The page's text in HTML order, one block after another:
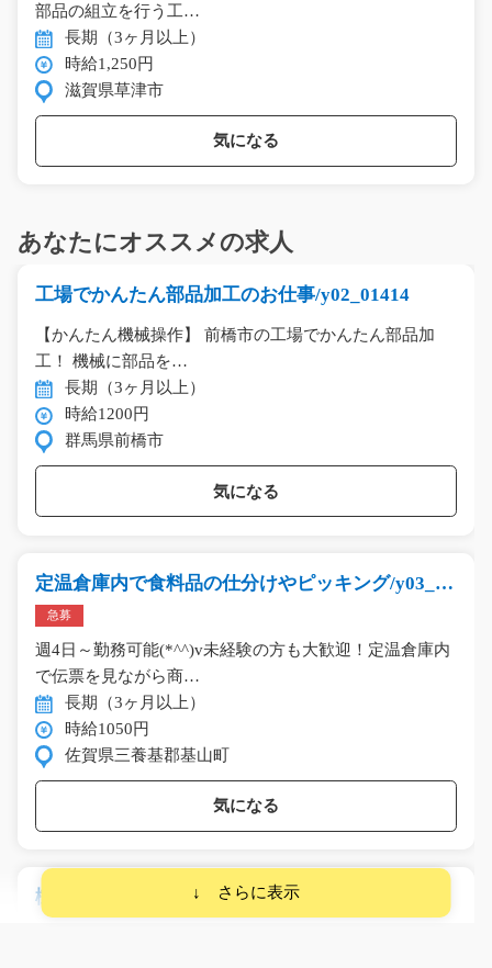
部品の組立を行う工…
長期（3ヶ月以上）
時給1,250円
滋賀県草津市
気になる
あなたにオススメの求人
工場でかんたん部品加工のお仕事/y02_01414
【かんたん機械操作】 前橋市の工場でかんたん部品加
工！ 機械に部品を…
長期（3ヶ月以上）
時給1200円
群馬県前橋市
気になる
定温倉庫内で食料品の仕分けやピッキング/y03_00
681
急募
週4日～勤務可能(*^^)v未経験の方も大歓迎！定温倉庫内
で伝票を見ながら商…
長期（3ヶ月以上）
時給1050円
佐賀県三養基郡基山町
気になる
樹脂製品にテープを貼るだけのお仕事/y08_01337